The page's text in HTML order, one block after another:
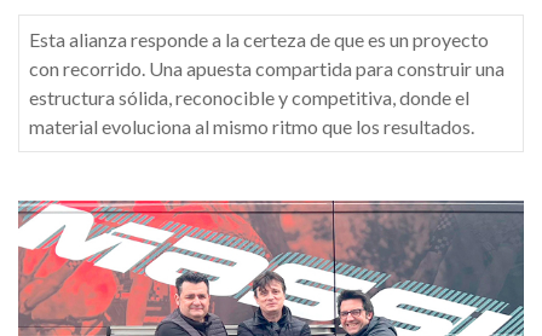
Esta alianza responde a la certeza de que es un proyecto
con recorrido. Una apuesta compartida para construir una
estructura sólida, reconocible y competitiva, donde el
material evoluciona al mismo ritmo que los resultados.